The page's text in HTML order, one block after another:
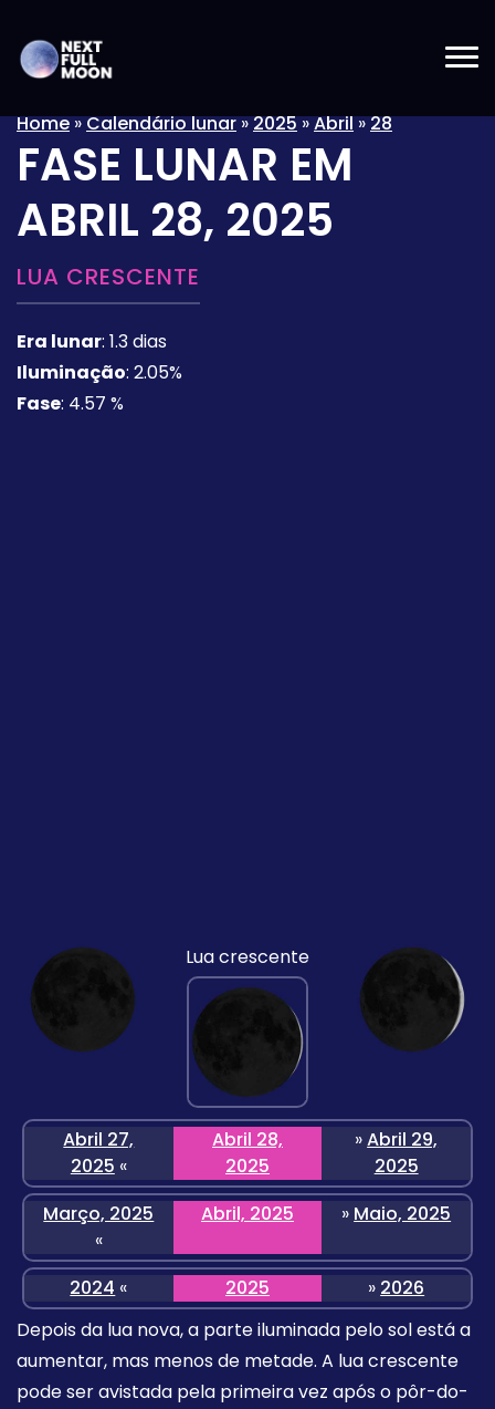
Home»Calendário lunar»2025»Abril»28
FASE LUNAR EM
ABRIL 28, 2025
LUA CRESCENTE
Era lunar: 1.3 dias
Iluminação: 2.05%
Fase: 4.57 %
Lua crescente
Abril 27,
2025 «
Abril 28,
2025
»Abril 29,
2025
Março, 2025
«
Abril, 2025 » Maio, 2025
2024 « 2025 » 2026
Depois da lua nova, a parte iluminada pelo sol está a
aumentar, mas menos de metade. A lua crescente
pode ser avistada pela primeira vez após o pôr-do-